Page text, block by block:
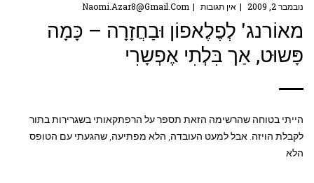
נובמבר 2, 2009 אין תגובות Naomi.azar8@gmail.com
מאוֹרנג' לְפֶלֶאפוֹן וּבַחֲזָרָה – כָּמָה
פָּשוּט, אַך בִּלְתִי אֶפְשָרִי
הייתי בטוחה שהרשימה הזאת תספר על הרפתקאותי בשגרירות בתור
לקבלת הויזה. אבל למעט העובדה, הלא מפתיעה, שהגעתי עם הטופס
הלא